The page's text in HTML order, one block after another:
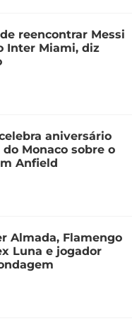
reencontrar Messi
Inter Miami, diz
aniversário
Monaco sobre o
Anfield
Almada, Flamengo
Luna e jogador